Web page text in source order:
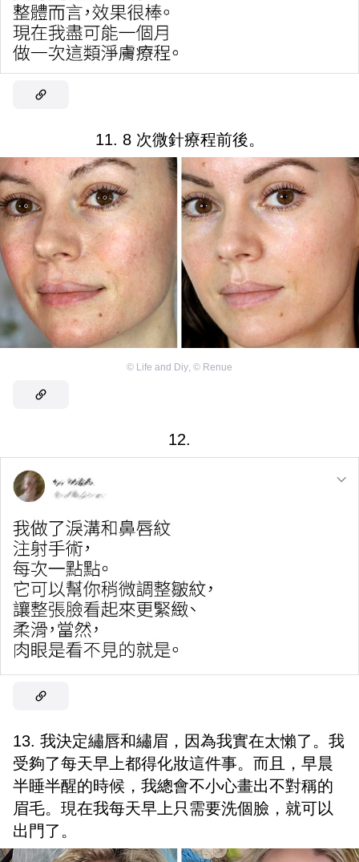
11. 8 次微針療程前後。
© Life and Diy, © Renue
12.
13. 我決定繡唇和繡眉，因為我實在太懶了。我
受夠了每天早上都得化妝這件事。而且，早晨
半睡半醒的時候，我總會不小心畫出不對稱的
眉毛。現在我每天早上只需要洗個臉，就可以
出門了。